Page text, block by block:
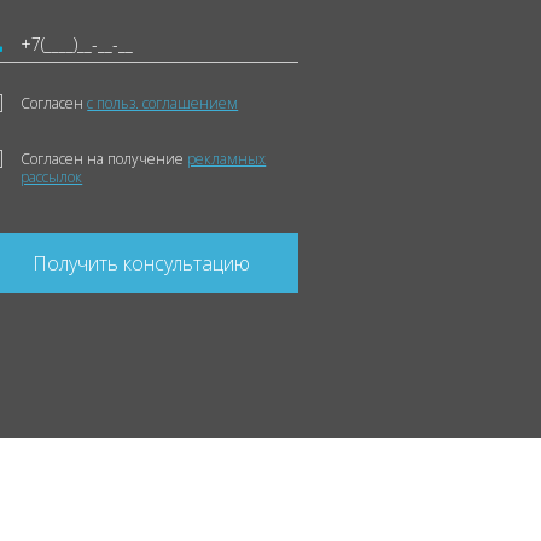
Согласенс польз. соглашением
Согласен на получение рекламных
рассылок
Получить консультацию